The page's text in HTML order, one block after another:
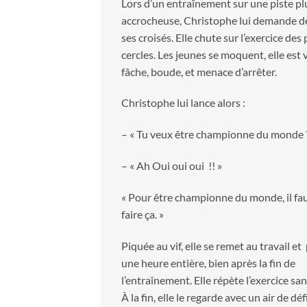
Lors d’un entraînement sur une piste
accrocheuse, Christophe lui demande
ses croisés. Elle chute sur l’exercice des
cercles. Les jeunes se moquent, elle est
fâche, boude, et menace d’arrêter.
Christophe lui lance alors :
– « Tu veux être championne du monde
– « Ah Oui oui oui !! »
« Pour être championne du monde, il
faire ça. »
Piquée au vif, elle se remet au travail
une heure entière, bien après la fin de
l’entraînement. Elle répète l’exercice
À la fin, elle le regarde avec un air de défi